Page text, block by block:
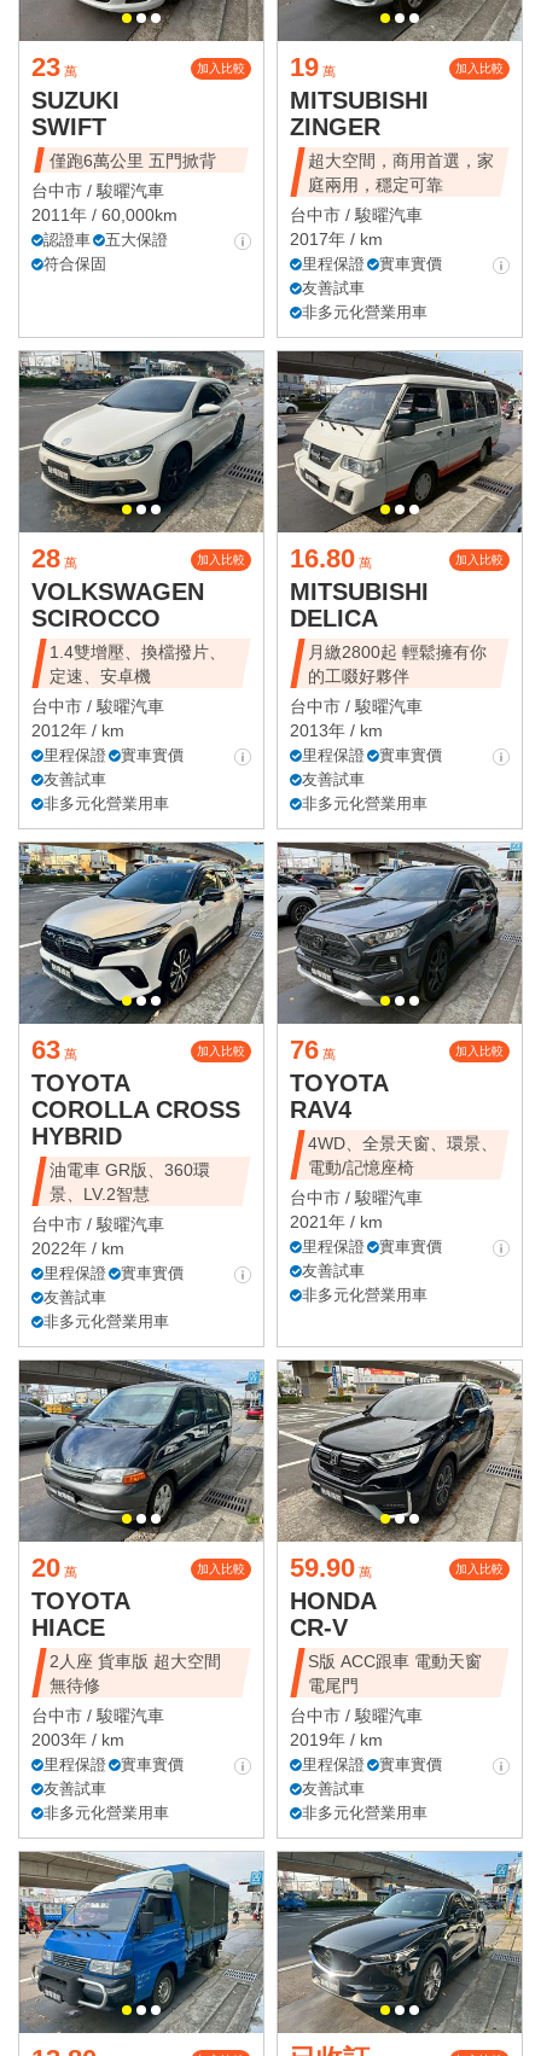
23 萬 加入比較
SUZUKI
SWIFT
僅跑6萬公里 五門掀背
台中市 /駿曜汽車
2011年 / 60,000km
認證車
五大保證
符合保固
19 萬 加入比較
MITSUBISHI
ZINGER
超大空間，商用首選，家
庭兩用，穩定可靠
台中市 /駿曜汽車
2017年 / km
里程保證
實車實價
友善試車
非多元化營業用車
28 萬 加入比較
VOLKSWAGEN
SCIROCCO
1.4雙增壓、換檔撥片、
定速、安卓機
台中市 /駿曜汽車
2012年 / km
里程保證
實車實價
友善試車
非多元化營業用車
16.80 萬 加入比較
MITSUBISHI
DELICA
月繳2800起 輕鬆擁有你
的工啜好夥伴
台中市 /駿曜汽車
2013年 / km
里程保證
實車實價
友善試車
非多元化營業用車
63 萬 加入比較
TOYOTA
COROLLA CROSS
HYBRID
油電車 GR版、360環
景、LV.2智慧
台中市 /駿曜汽車
2022年 / km
里程保證
實車實價
友善試車
非多元化營業用車
76 萬 加入比較
TOYOTA
RAV4
4WD、全景天窗、環景、
電動/記憶座椅
台中市 /駿曜汽車
2021年 / km
里程保證
實車實價
友善試車
非多元化營業用車
20 萬 加入比較
TOYOTA
HIACE
2人座 貨車版 超大空間
無待修
台中市 /駿曜汽車
2003年 / km
里程保證
實車實價
友善試車
非多元化營業用車
59.90 萬 加入比較
HONDA
CR-V
S版 ACC跟車 電動天窗
電尾門
台中市 /駿曜汽車
2019年 / km
里程保證
實車實價
友善試車
非多元化營業用車